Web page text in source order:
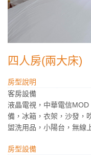
四人房(兩大床)
房型說明
客房設備
液晶電視，中華電信
備，冰箱，衣架，沙發，
盥洗用品，小陽台，無線
房型設備